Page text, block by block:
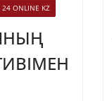
24 ONLINE KZ